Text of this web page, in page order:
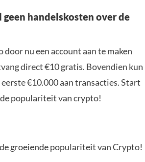
handelskosten over de
nu een account aan te maken
direct €10 gratis. Bovendien kun
€10.000 aan transacties. Start
populariteit van crypto!
groeiende populariteit van Crypto!